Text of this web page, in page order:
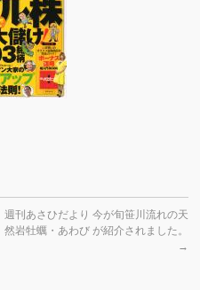
週刊あさひだより 今が旬笹川流れの天
然岩牡蠣・あわび が紹介されました。
→